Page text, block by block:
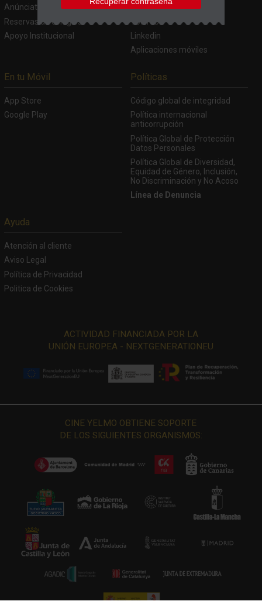
Anúnciate en Cine Yelmo
Reservas de colegios
Apoyo Institucional
Tik Tok
YouTube
Linkedin
Aplicaciones móviles
En tu Móvil
App Store
Google Play
Políticas
Código global de integridad
Política internacional
anticorrupción
Política Global de Protección
Datos Personales
Política Global de Diversidad,
Equidad de Género, Inclusión,
No Discriminación y No Acoso
Línea de Denuncia
Ayuda
Atención al cliente
Aviso Legal
Política de Privacidad
Politica de Cookies
ACTIVIDAD FINANCIADA POR LA
UNIÓN EUROPEA - NEXTGENERATIONEU
CINE YELMO OBTIENE SOPORTE
DE LOS SIGUIENTES ORGANISMOS: